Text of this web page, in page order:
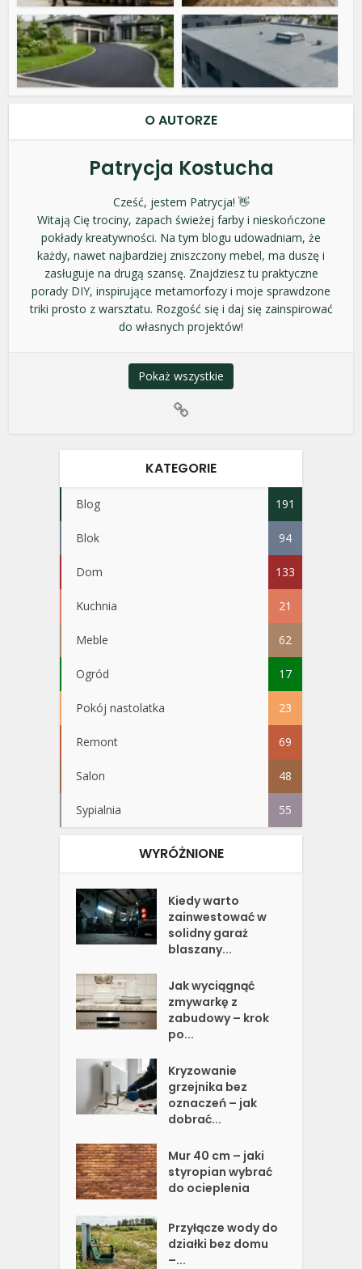
O AUTORZE
Patrycja Kostucha
Cześć, jestem Patrycja! 👋
Witają Cię trociny, zapach świeżej farby i nieskończone
pokłady kreatywności. Na tym blogu udowadniam, że
każdy, nawet najbardziej zniszczony mebel, ma duszę i
zasługuje na drugą szansę. Znajdziesz tu praktyczne
porady DIY, inspirujące metamorfozy i moje sprawdzone
triki prosto z warsztatu. Rozgość się i daj się zainspirować
do własnych projektów!
Pokaż wszystkie
KATEGORIE
Blog 191
Blok 94
Dom 133
Kuchnia 21
Meble 62
Ogród 17
Pokój nastolatka 23
Remont 69
Salon 48
Sypialnia 55
WYRÓŻNIONE
Kiedy warto
zainwestować w
solidny garaż
blaszany...
Jak wyciągnąć
zmywarkę z
zabudowy – krok
po...
Kryzowanie
grzejnika bez
oznaczeń – jak
dobrać...
Mur 40 cm – jaki
styropian wybrać
do ocieplenia
Przyłącze wody do
działki bez domu
–...